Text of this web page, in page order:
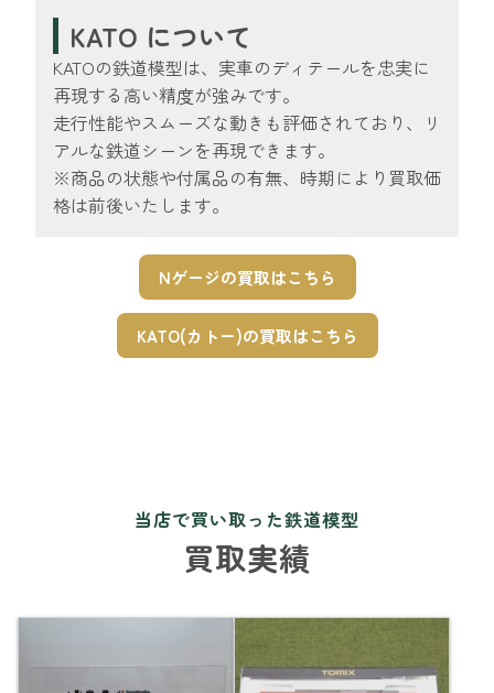
KATO について
KATOの鉄道模型は、実車のディテールを忠実に
再現する高い精度が強みです。
走行性能やスムーズな動きも評価されており、リ
アルな鉄道シーンを再現できます。
※商品の状態や付属品の有無、時期により買取価
格は前後いたします。
Nゲージの買取はこちら
KATO(カトー)の買取はこちら
当店で買い取った鉄道模型
買取実績